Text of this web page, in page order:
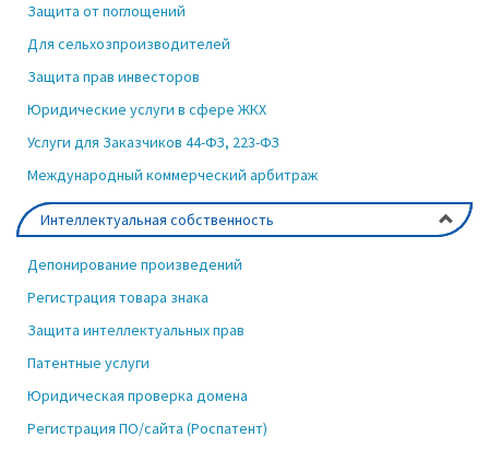
Защита от поглощений
Для сельхозпроизводителей
Защита прав инвесторов
Юридические услуги в сфере ЖКХ
Услуги для Заказчиков 44-ФЗ, 223-ФЗ
Международный коммерческий арбитраж
Интеллектуальная собственность
Депонирование произведений
Регистрация товара знака
Защита интеллектуальных прав
Патентные услуги
Юридическая проверка домена
Регистрация ПО/сайта (Роспатент)